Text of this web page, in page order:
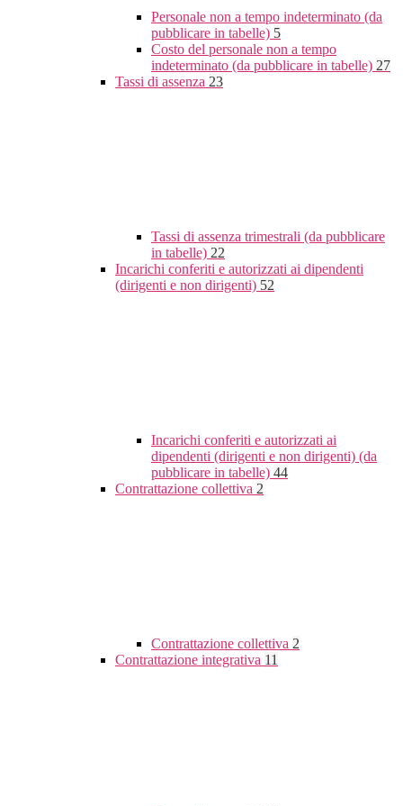
Personale non a tempo indeterminato (da
pubblicare in tabelle) 5
Costo del personale non a tempo
indeterminato (da pubblicare in tabelle) 27
Tassi di assenza 23
Tassi di assenza trimestrali (da pubblicare
in tabelle) 22
Incarichi conferiti e autorizzati ai dipendenti
(dirigenti e non dirigenti) 52
Incarichi conferiti e autorizzati ai
dipendenti (dirigenti e non dirigenti) (da
pubblicare in tabelle) 44
Contrattazione collettiva 2
Contrattazione collettiva 2
Contrattazione integrativa 11